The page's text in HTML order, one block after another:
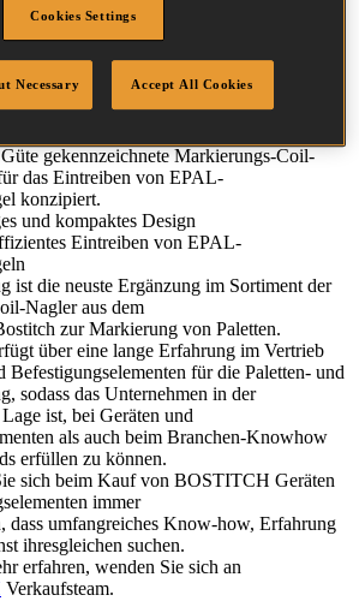
BEFESTIGUNGSELEMENTE FÜR
gekennzeichnete Markierungs-Coil-
das Eintreiben von EPAL-
konzipiert.
und kompaktes Design
Eintreiben von EPAL-
ist die neuste Ergänzung im Sortiment der
Nagler aus dem
zur Markierung von Paletten.
über eine lange Erfahrung im Vertrieb
Befestigungselementen für die Paletten- und
sodass das Unternehmen in der
ist, bei Geräten und
als auch beim Branchen-Knowhow
erfüllen zu können.
sich beim Kauf von BOSTITCH Geräten
immer
dass umfangreiches Know-how, Erfahrung
ihresgleichen suchen.
erfahren, wenden Sie sich an
Verkaufsteam.
Cookies Settings
Necessary Accept All Cookies